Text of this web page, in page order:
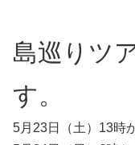
島巡りツ
す。
5月23日（土）13時